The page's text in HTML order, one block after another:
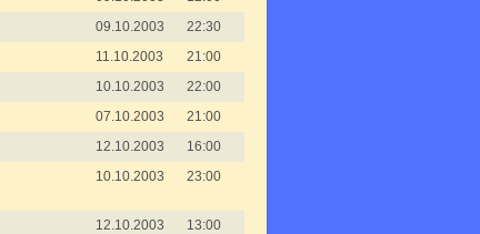
09.10.2003
22:30
11.10.2003
21:00
10.10.2003
22:00
07.10.2003
21:00
12.10.2003
16:00
10.10.2003 23:00
12.10.2003 13:00